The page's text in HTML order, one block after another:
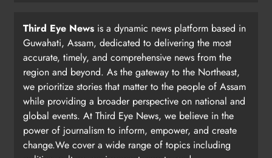
Third Eye News is a dynamic news platform based in
Guwahati, Assam, dedicated to delivering the most
accurate, timely, and comprehensive news from the
region and beyond. As the gateway to the Northeast,
we prioritize stories that matter to the people of Assam
while providing a broader perspective on national and
global events. At Third Eye News, we believe in the
power of journalism to inform, empower, and create
change.We cover a wide range of topics including